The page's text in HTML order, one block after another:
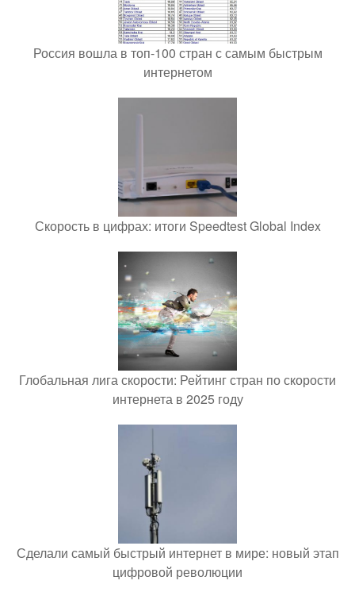
Россия вошла в топ-100 стран с самым быстрым
интернетом
Скорость в цифрах: итоги Speedtest Global Index
Глобальная лига скорости: Рейтинг стран по скорости
интернета в 2025 году
Сделали самый быстрый интернет в мире: новый этап
цифровой революции